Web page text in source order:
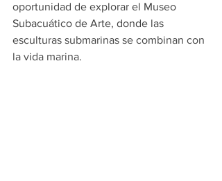
oportunidad de explorar el Museo
Subacuático de Arte, donde las
esculturas submarinas se combinan con
la vida marina.